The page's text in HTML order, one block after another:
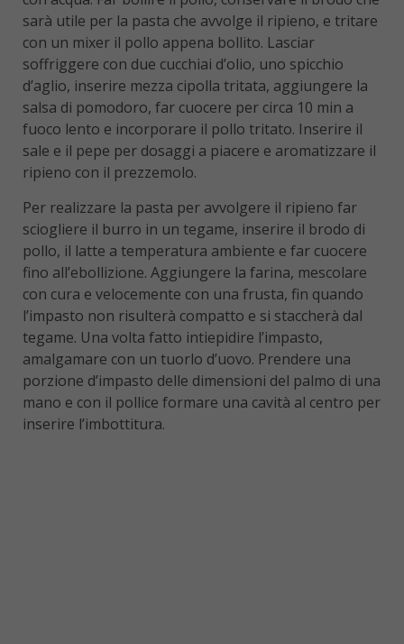
sarà utile per la pasta che avvolge il ripieno, e tritare
con un mixer il pollo appena bollito. Lasciar
soffriggere con due cucchiai d’olio, uno spicchio
d’aglio, inserire mezza cipolla tritata, aggiungere la
salsa di pomodoro, far cuocere per circa 10 min a
fuoco lento e incorporare il pollo tritato. Inserire il
sale e il pepe per dosaggi a piacere e aromatizzare il
ripieno con il prezzemolo.
Per realizzare la pasta per avvolgere il ripieno far
sciogliere il burro in un tegame, inserire il brodo di
pollo, il latte a temperatura ambiente e far cuocere
fino all’ebollizione. Aggiungere la farina, mescolare
con cura e velocemente con una frusta, fin quando
l’impasto non risulterà compatto e si staccherà dal
tegame. Una volta fatto intiepidire l’impasto,
amalgamare con un tuorlo d’uovo. Prendere una
porzione d’impasto delle dimensioni del palmo di una
mano e con il pollice formare una cavità al centro per
inserire l’imbottitura.